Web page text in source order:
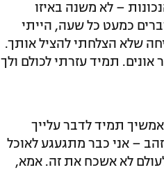
– לא משנה באיזו
כמעט כל שעה, הייתי
שלא הצלחתי להציל אותך.
תמיד עזרתי לכולם ולך
תמיד לדבר עלייך
– אני כבר מתגעגע לאוכל
לעולם לא אשכח את זה. אמא,